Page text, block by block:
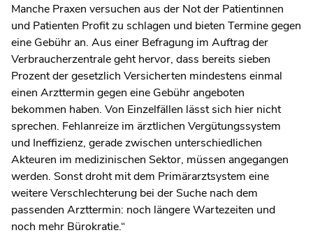
Manche Praxen versuchen aus der Not der Patientinnen
und Patienten Profit zu schlagen und bieten Termine gegen
eine Gebühr an. Aus einer Befragung im Auftrag der
Verbraucherzentrale geht hervor, dass bereits sieben
Prozent der gesetzlich Versicherten mindestens einmal
einen Arzttermin gegen eine Gebühr angeboten
bekommen haben. Von Einzelfällen lässt sich hier nicht
sprechen. Fehlanreize im ärztlichen Vergütungssystem
und Ineffizienz, gerade zwischen unterschiedlichen
Akteuren im medizinischen Sektor, müssen angegangen
werden. Sonst droht mit dem Primärarztsystem eine
weitere Verschlechterung bei der Suche nach dem
passenden Arzttermin: noch längere Wartezeiten und
noch mehr Bürokratie.“